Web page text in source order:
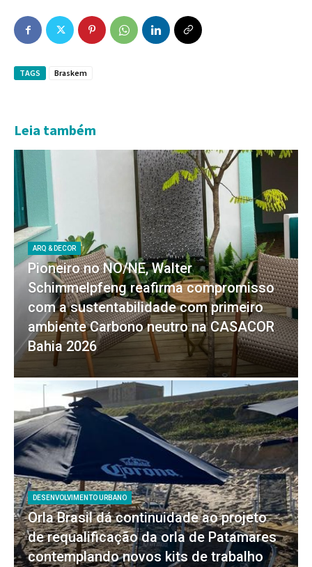
TAGS Braskem
Leia também
ARQ & DECOR
Pioneiro no NO/NE, Walter
Schimmelpfeng reafirma compromisso
com a sustentabilidade com primeiro
ambiente Carbono neutro na CASACOR
Bahia 2026
DESENVOLVIMENTO URBANO
Orla Brasil dá continuidade ao projeto
de requalificação da orla de Patamares
contemplando novos kits de trabalho